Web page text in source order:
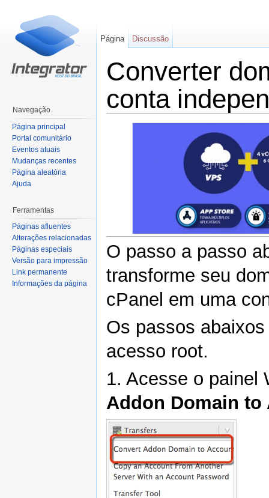
Converter
conta
O passo a passo
transforme seu
cPanel em uma
Os passos
acesso root.
1. Acesse o painel
Addon Domain to
Página Discussão
Navegação
Página principal
Portal comunitário
Eventos atuais
Mudanças recentes
Página aleatória
Ajuda
Ferramentas
Páginas afluentes
Alterações relacionadas
Páginas especiais
Versão para impressão
Link permanente
Informações da página